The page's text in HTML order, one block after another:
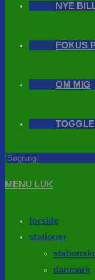
NYE
FOKUS
OM MIG
MENU LUK
forside
stationer
danmark